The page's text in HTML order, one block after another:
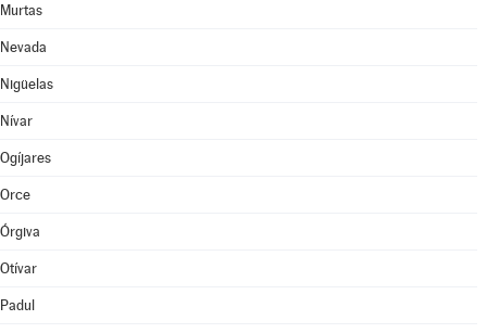
Murtas
Nevada
Nigüelas
Nívar
Ogíjares
Orce
Órgiva
Otívar
Padul